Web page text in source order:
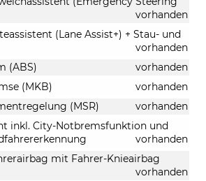
vorhanden
(Lane Assist+) + Stau- und
vorhanden
(ABS)
vorhanden
(MKB)
vorhanden
(MSR)
vorhanden
inkl. City-Notbremsfunktion und
vorhanden
mit Fahrer-Knieairbag
vorhanden